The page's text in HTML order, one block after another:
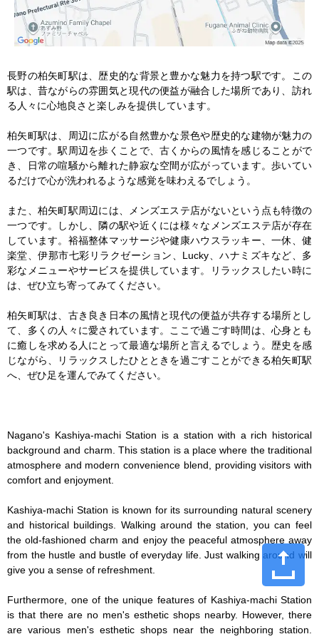
長野の柏矢町駅は、歴史的な背景と豊かな魅力を持つ駅です。この
駅は、昔ながらの雰囲気と現代の便益が融合した場所であり、訪れ
る人々に心地良さと楽しみを提供しています。
柏矢町駅は、周辺に広がる自然豊かな景色や歴史的な建物が魅力の
一つです。駅周辺を歩くことで、古くからの風情を感じることがで
き、日常の喧騒から離れた静寂な空間が広がっています。歩いてい
るだけで心が洗われるような感覚を味わえるでしょう。
また、柏矢町駅周辺には、メンズエステ店がないという点も特徴の
一つです。しかし、隣の駅や近くには様々なメンズエステ店が存在
しています。裕福整体マッサージや健康ハウスラッキー、一休、健
楽堂、伊那市七彩リラクゼーション、Lucky、ハナミズキなど、多
彩なメニューやサービスを提供しています。リラックスしたい時に
は、ぜひ立ち寄ってみてください。
柏矢町駅は、古き良き日本の風情と現代の便益が共存する場所とし
て、多くの人々に愛されています。ここで過ごす時間は、心身とも
に癒しを求める人にとって最適な場所と言えるでしょう。歴史を感
じながら、リラックスしたひとときを過ごすことができる柏矢町駅
へ、ぜひ足を運んでみてください。
Nagano's Kashiya-machi Station is a station with a rich historical
background and charm. This station is a place where the traditional
atmosphere and modern convenience blend, providing visitors with
comfort and enjoyment.
Kashiya-machi Station is known for its surrounding natural scenery
and historical buildings. Walking around the station, you can feel
the old-fashioned charm and enjoy the peaceful atmosphere away
from the hustle and bustle of everyday life. Just walking around will
give you a sense of refreshment.
Furthermore, one of the unique features of Kashiya-machi Station
is that there are no men's esthetic shops nearby. However, there
are various men's esthetic shops near the neighboring station.